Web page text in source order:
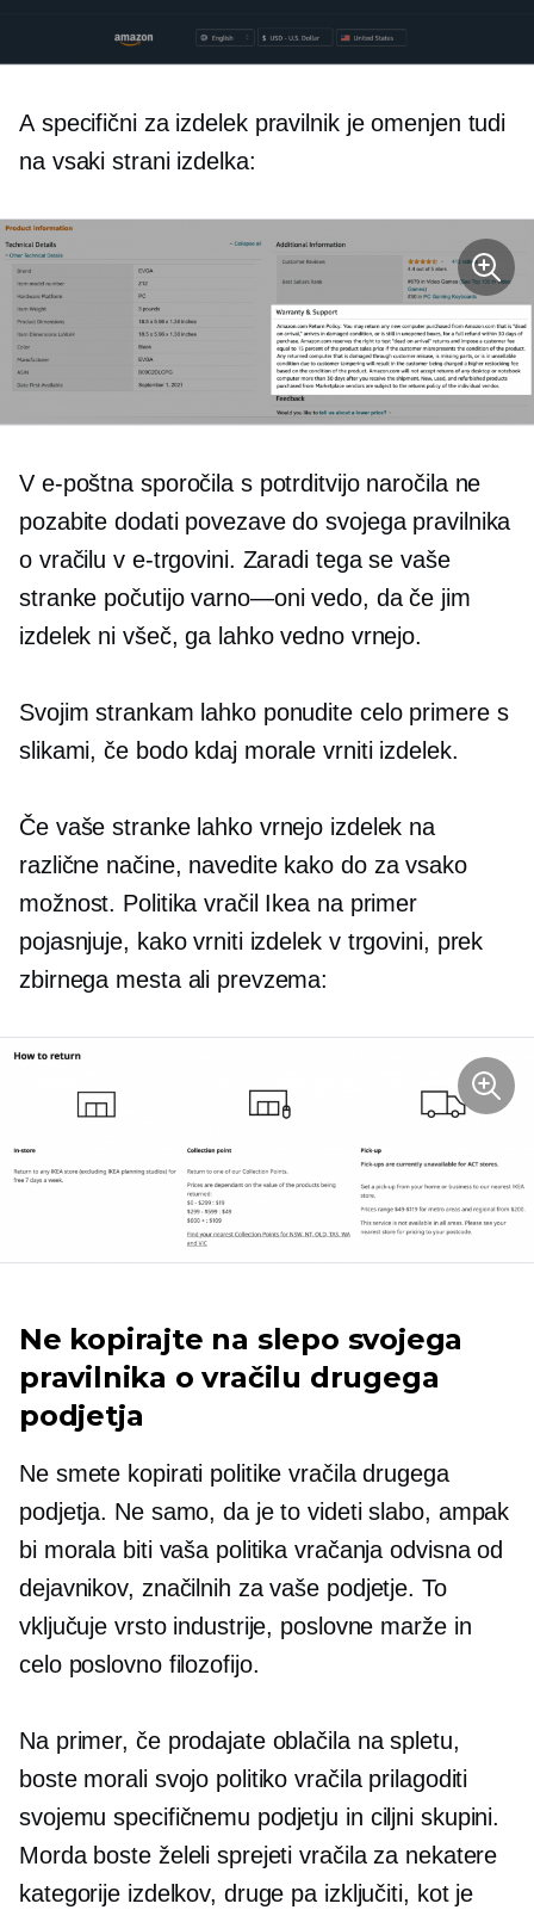
A specifični za izdelekpravilnik je omenjen tudi
na vsaki strani izdelka:
V e-poštna sporočila s potrditvijo naročila ne
pozabite dodati povezave do svojega pravilnika
o vračilu v e-trgovini. Zaradi tega se vaše
stranke počutijovarno—onivedo, da če jim
izdelek ni všeč, ga lahko vedno vrnejo.
Svojim strankam lahko ponudite celo primere s
slikami, če bodo kdaj morale vrniti izdelek.
Če vaše stranke lahko vrnejo izdelek na
različne načine, navedite kako doza vsako
možnost. Politika vračil Ikea na primer
pojasnjuje, kako vrniti izdelek v trgovini, prek
zbirnega mesta ali prevzema:
Ne kopirajte na slepo svojega
pravilnika o vračilu drugega
podjetja
Ne smete kopirati politike vračila drugega
podjetja. Ne samo, da je to videti slabo, ampak
bi morala biti vaša politika vračanja odvisna od
dejavnikov, značilnih za vaše podjetje. To
vključuje vrsto industrije, poslovne marže in
celo poslovno filozofijo.
Na primer, če prodajate oblačila na spletu,
boste morali svojo politiko vračila prilagoditi
svojemu specifičnemu podjetju in ciljni skupini.
Morda boste želeli sprejeti vračila za nekatere
kategorije izdelkov, druge pa izključiti, kot je